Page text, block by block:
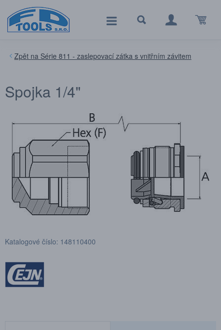
Série 811 - zaslepovací zátka s vnitřním závitem
Spojka 1/4"
Katalogové číslo: 148110400